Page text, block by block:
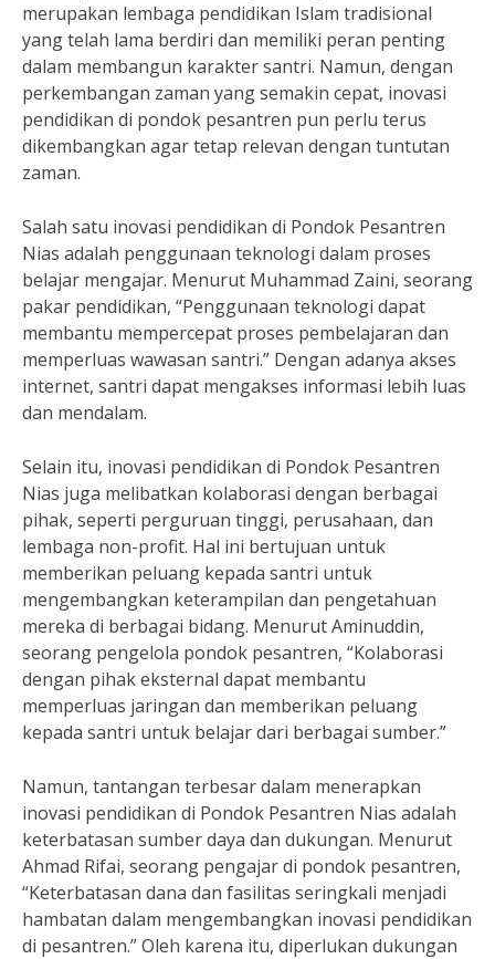
merupakan lembaga pendidikan Islam tradisional
yang telah lama berdiri dan memiliki peran penting
dalam membangun karakter santri. Namun, dengan
perkembangan zaman yang semakin cepat, inovasi
pendidikan di pondok pesantren pun perlu terus
dikembangkan agar tetap relevan dengan tuntutan
zaman.
Salah satu inovasi pendidikan di Pondok Pesantren
Nias adalah penggunaan teknologi dalam proses
belajar mengajar. Menurut Muhammad Zaini, seorang
pakar pendidikan, “Penggunaan teknologi dapat
membantu mempercepat proses pembelajaran dan
memperluas wawasan santri.” Dengan adanya akses
internet, santri dapat mengakses informasi lebih luas
dan mendalam.
Selain itu, inovasi pendidikan di Pondok Pesantren
Nias juga melibatkan kolaborasi dengan berbagai
pihak, seperti perguruan tinggi, perusahaan, dan
lembaga non-profit. Hal ini bertujuan untuk
memberikan peluang kepada santri untuk
mengembangkan keterampilan dan pengetahuan
mereka di berbagai bidang. Menurut Aminuddin,
seorang pengelola pondok pesantren, “Kolaborasi
dengan pihak eksternal dapat membantu
memperluas jaringan dan memberikan peluang
kepada santri untuk belajar dari berbagai sumber.”
Namun, tantangan terbesar dalam menerapkan
inovasi pendidikan di Pondok Pesantren Nias adalah
keterbatasan sumber daya dan dukungan. Menurut
Ahmad Rifai, seorang pengajar di pondok pesantren,
“Keterbatasan dana dan fasilitas seringkali menjadi
hambatan dalam mengembangkan inovasi pendidikan
di pesantren.” Oleh karena itu, diperlukan dukungan